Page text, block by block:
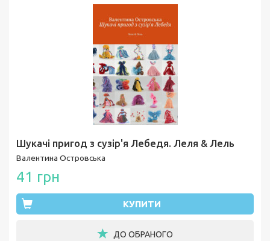
Шукачі пригод з сузір'я Лебедя. Леля & Лель
Валентина Островська
41 грн
КУПИТИ
ДО ОБРАНОГО